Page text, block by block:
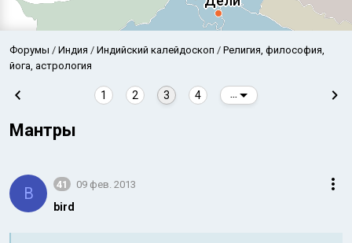
Аравийское море
Форумы Индия Индийский калейдоскоп
Религия, философия,
йога, астрология
1 2 3 4
Мантры
B 41 09 фев. 2013
bird